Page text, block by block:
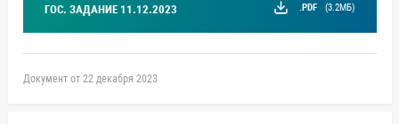
ГОС. ЗАДАНИЕ 11.12.2023 .PDF (3.2МБ)
Документ от 22 декабря 2023